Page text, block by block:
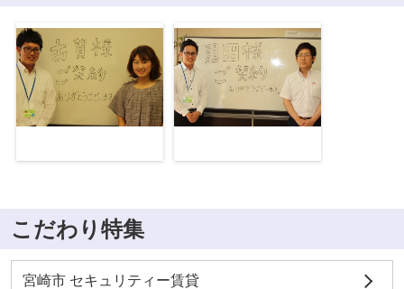
こだわり特集
宮崎市 セキュリティー賃貸